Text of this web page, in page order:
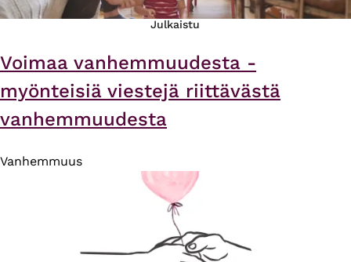
Julkaistu
Voimaa vanhemmuudesta -
myönteisiä viestejä riittävästä
vanhemmuudesta
Vanhemmuus